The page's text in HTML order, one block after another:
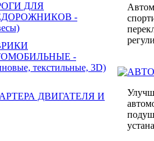
ДЛЯ
-
-
текстильные, 3D)
ДВИГАТЕЛЯ И